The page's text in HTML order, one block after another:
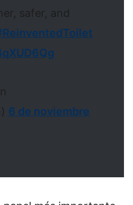
safer, and
6 de noviembre